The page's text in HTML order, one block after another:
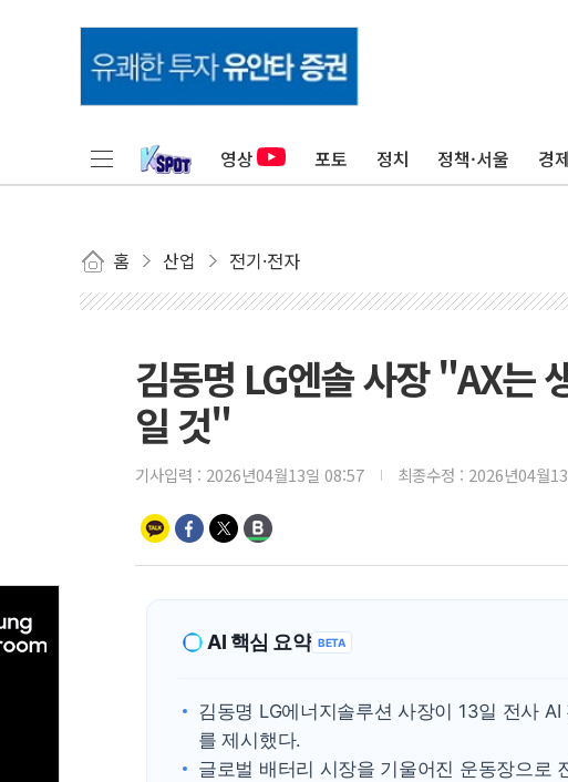
영상 포토 정치 정책·서울 경제
홈 산업 전기·전자
김동명 LG엔솔 사장 "AX는
일 것"
기사입력 : 2026년04월13일 08:57 최종수정 : 2026년04월
AI 핵심 요약 BETA
김동명 LG에너지솔루션 사장이 13일 전사
를 제시했다.
글로벌 배터리 시장을 기울어진 운동장으로